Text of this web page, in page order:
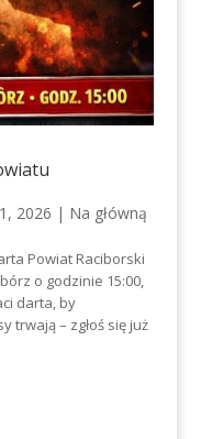
2026 | Na główną
Powiat Raciborski
o godzinie 15:00,
darta, by
trwają – zgłoś się już